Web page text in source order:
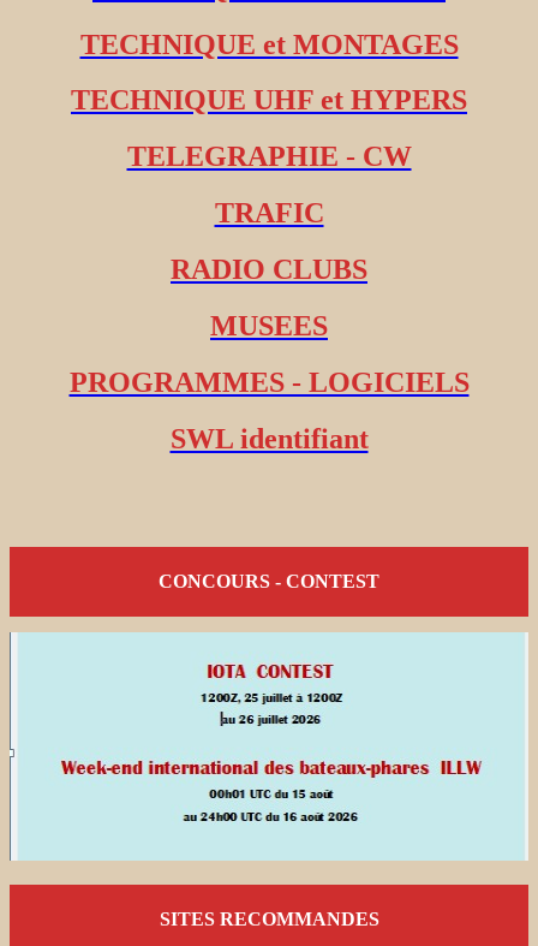
TECHNIQUE et MONTAGES
TECHNIQUE UHF et HYPERS
TELEGRAPHIE - CW
TRAFIC
RADIO CLUBS
MUSEES
PROGRAMMES - LOGICIELS
SWL identifiant
CONCOURS - CONTEST
SITES RECOMMANDES